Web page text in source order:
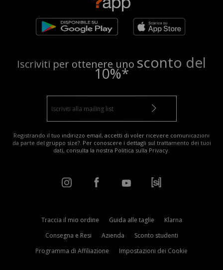
Iscriviti per ottenere uno sconto del
10%*
Registrando il tuo indirizzo email, accetti di voler ricevere comunicazioni
da parte del gruppo size?. Per conoscere i dettagli sul trattamento dei tuoi
dati, consulta la nostra Politica sulla Privacy.
Traccia il mio ordine Guida alle taglie
Klarna
Consegna e Resi
Azienda
Sconto studenti
Programma di Affiliazione
Impostazioni dei Cookie